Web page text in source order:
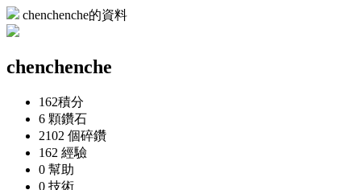
chenchenche的資料
chenchenche
162積分
6 顆鑽石
2102 個碎鑽
162 經驗
0 幫助
0 技術